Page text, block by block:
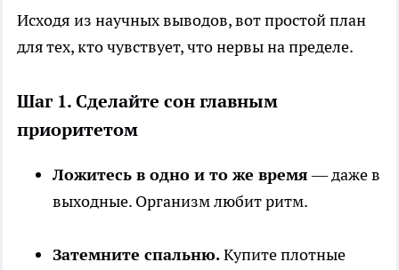
Исходя из научных выводов, вот простой план
для тех, кто чувствует, что нервы на пределе.
Шаг 1. Сделайте сон главным
приоритетом
Ложитесь в одно и то же время— даже в
выходные. Организм любит ритм.
Затемните спальню.Купите плотные